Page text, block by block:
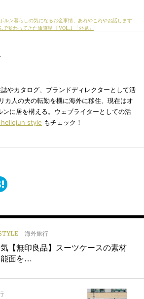
ルン暮らしの気になるお金事情、あれやこれやお話します
で変わってきた価値観 ｜VOL.1 「外見」
やカタログ、ブランドディレクターとして活
カ人の夫の転勤を機に海外に移住、現在はオ
ンに居を構える。ウェブライターとしての活
hellojun style もチェック！
海外旅行
【無印良品】スーツケースの素材
面を…